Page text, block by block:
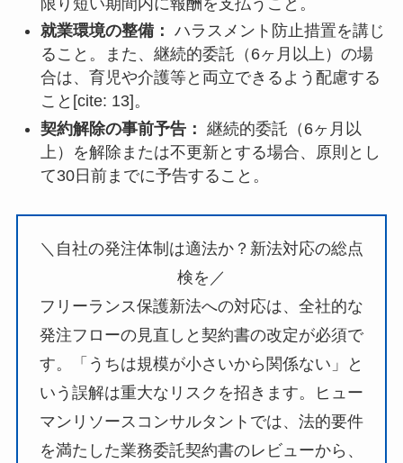
就業環境の整備： ハラスメント防止措置を講じ
ること。また、継続的委託（6ヶ月以上）の場
合は、育児や介護等と両立できるよう配慮する
こと[cite: 13]。
契約解除の事前予告： 継続的委託（6ヶ月以
上）を解除または不更新とする場合、原則とし
て30日前までに予告すること。
＼自社の発注体制は適法か？新法対応の総点
検を／
フリーランス保護新法への対応は、全社的な
発注フローの見直しと契約書の改定が必須で
す。「うちは規模が小さいから関係ない」と
いう誤解は重大なリスクを招きます。ヒュー
マンリソースコンサルタントでは、法的要件
を満たした業務委託契約書のレビューから、